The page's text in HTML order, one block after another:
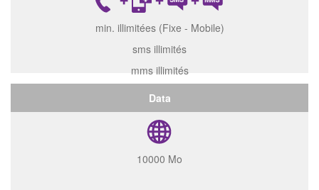
min. illimitées (Fixe - Mobile)
sms illimités
mms illimités
Data
10000 Mo